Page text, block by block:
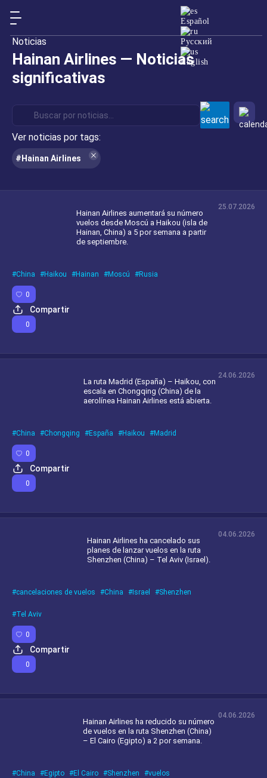
Español
Русский
English
Noticias
Hainan Airlines — Noticias
significativas
Ver noticias por tags:
#Hainan Airlines
25.07.2026
Hainan Airlines aumentará su número
vuelos desde Moscú a Haikou (isla de
Hainan, China) a 5 por semana a partir
de septiembre.
China Haikou Hainan Moscú Rusia
0
Compartir
0
24.06.2026
La ruta Madrid (España) – Haikou, con
escala en Chongqing (China) de la
aerolínea Hainan Airlines está abierta.
China Chongqing España Haikou Madrid
0
Compartir
0
04.06.2026
Hainan Airlines ha cancelado sus
planes de lanzar vuelos en la ruta
Shenzhen (China) – Tel Aviv (Israel).
cancelaciones de vuelos China Israel Shenzhen
Tel Aviv
0
Compartir
0
04.06.2026
Hainan Airlines ha reducido su número
de vuelos en la ruta Shenzhen (China)
– El Cairo (Egipto) a 2 por semana.
China Egipto El Cairo Shenzhen vuelos